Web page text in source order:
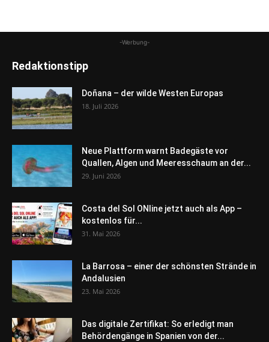
-Werbung-
Redaktionstipp
Doñana – der wilde Westen Europas
18. Juli 2026
Neue Plattform warnt Badegäste vor
Quallen, Algen und Meeresschaum an der...
29. Juni 2026
Costa del Sol ONline jetzt auch als App –
kostenlos für...
31. Mai 2026
La Barrosa – einer der schönsten Strände in
Andalusien
23. Mai 2026
Das digitale Zertifikat: So erledigt man
Behördengänge in Spanien von der...